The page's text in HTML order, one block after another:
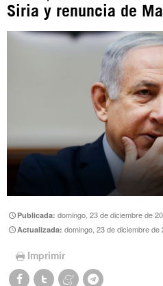
https://
Instagram
Siria y renuncia de
Publicada:domingo, 23 de diciembre de
Actualizada:domingo, 23 de diciembre de
Imprimir